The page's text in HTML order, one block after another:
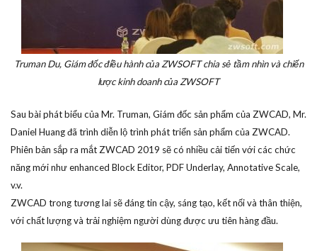
Truman Du, Giám đốc điều hành của ZWSOFT chia sẻ tầm nhìn và chiến
lược kinh doanh của ZWSOFT
Sau bài phát biểu của Mr. Truman, Giám đốc sản phẩm của ZWCAD, Mr.
Daniel Huang đã trình diễn lộ trình phát triển sản phẩm của ZWCAD.
Phiên bản sắp ra mắt ZWCAD 2019 sẽ có nhiều cải tiến với các chức
năng mới như enhanced Block Editor, PDF Underlay, Annotative Scale,
v.v.
ZWCAD trong tương lai sẽ đáng tin cậy, sáng tạo, kết nối và thân thiện,
với chất lượng và trải nghiệm người dùng được ưu tiên hàng đầu.